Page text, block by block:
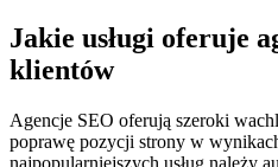
Jakie usługi oferuje
klientów
Agencje SEO oferują szeroki
poprawę pozycji strony w